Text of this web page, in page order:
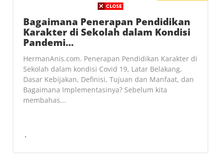
Bagaimana Penerapan Pendidikan
Karakter di Sekolah dalam Kondisi
Pandemi…
HermanAnis.com. Penerapan Pendidikan Karakter di
Sekolah dalam kondisi Covid 19, Latar Belakang,
Dasar Kebijakan, Definisi, Tujuan dan Manfaat, dan
Bagaimana Implementasinya? Sebelum kita
membahas...